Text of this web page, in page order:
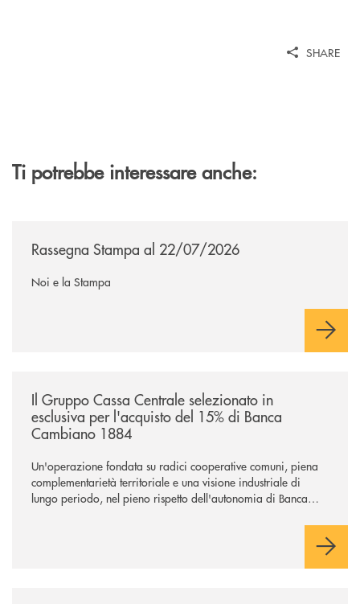
SHARE
Ti potrebbe interessare anche:
Rassegna Stampa al 22/07/2026
Noi e la Stampa
Il Gruppo Cassa Centrale selezionato in
esclusiva per l'acquisto del 15% di Banca
Cambiano 1884
Un'operazione fondata su radici cooperative comuni, piena
complementarietà territoriale e una visione industriale di
lungo periodo, nel pieno rispetto dell'autonomia di Banca
negoziazione esclusiva per la finalizzazione dell’operazione.